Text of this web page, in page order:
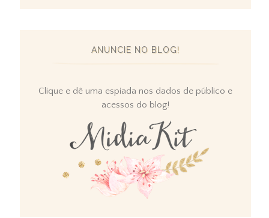
ANUNCIE NO BLOG!
Clique e dê uma espiada nos dados de público e
acessos do blog!